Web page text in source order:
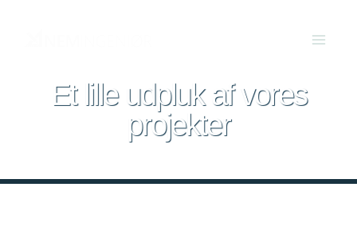
Et lille udpluk af vores
projekter